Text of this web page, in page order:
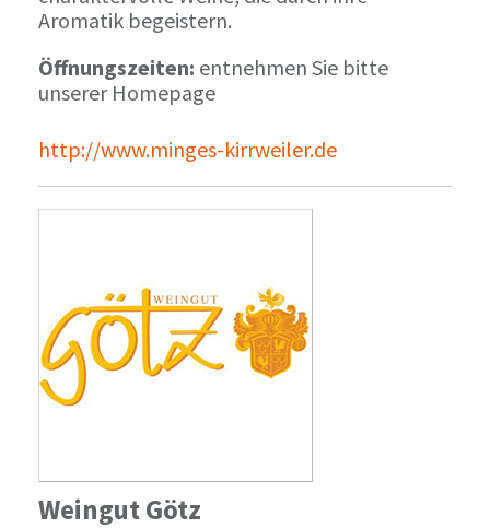
Aromatik begeistern.
Öffnungszeiten: entnehmen Sie bitte
unserer Homepage
http://www.minges-kirrweiler.de
Weingut Götz